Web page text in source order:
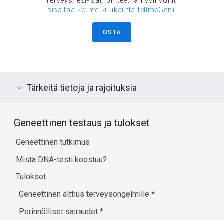
sisältää kolme kuukautta tellmeGen+
OSTA
Tärkeitä tietoja ja rajoituksia
Geneettinen testaus ja tulokset
Geneettinen tutkimus
Mistä DNA-testi koostuu?
Tulokset
Geneettinen alttius terveysongelmille*
Perinnölliset sairaudet*